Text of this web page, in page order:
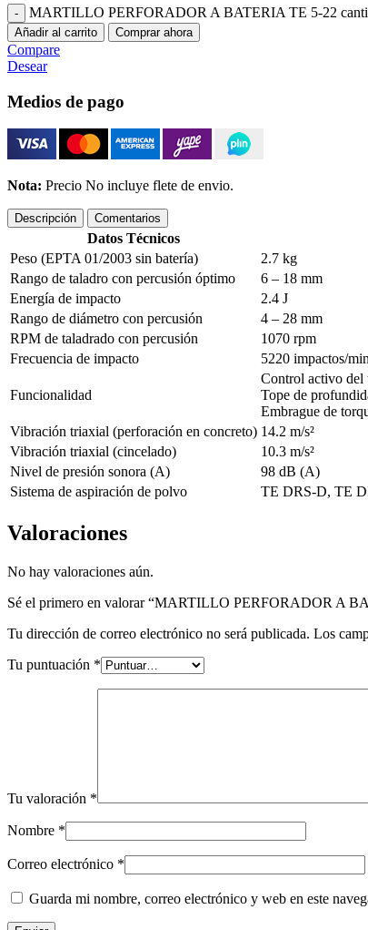
MARTILLO PERFORADOR A BATERIA TE 5-22
Añadir al carrito Comprar ahora
Compare
Desear
Medios de pago
Nota: Precio No incluye flete de envio.
Descripción Comentarios
Datos Técnicos
Peso (EPTA 01/2003 sin batería)
2.7 kg
Rango de taladro con percusión óptimo
6 – 18 mm
Energía de impacto
2.4 J
Rango de diámetro con percusión
4 – 28 mm
RPM de taladrado con percusión
1070 rpm
Frecuencia de impacto
5220 impactos/
Funcionalidad
Control activo del
Tope de
Embrague de
Vibración triaxial (perforación en concreto) 14.2 m/s²
Vibración triaxial (cincelado)
10.3 m/s²
Nivel de presión sonora (A)
98 dB (A)
Sistema de aspiración de polvo
TE DRS-D, TE
Valoraciones
No hay valoraciones aún.
Sé el primero en valorar “MARTILLO PERFORADOR A
Tu dirección de correo electrónico no será publicada. Los
Tu puntuación *
Tu valoración *
Nombre *
Correo electrónico *
Guarda mi nombre, correo electrónico y web en este